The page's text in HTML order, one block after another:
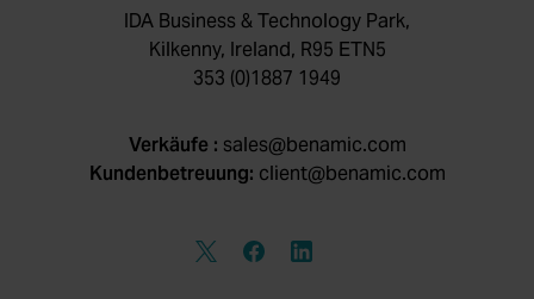
IDA Business & Technology Park,
Kilkenny, Ireland, R95 ETN5
353 (0)1887 1949
Verkäufe : sales@benamic.com
Kundenbetreuung: client@benamic.com